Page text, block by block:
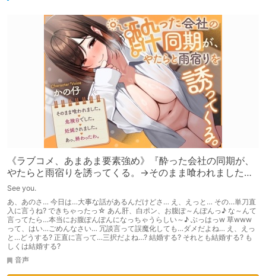
《ラブコメ、あまあま要素強め》『酔った会社の同期が、
やたらと雨宿りを誘ってくる。→そのまま喰われました。
→危険日でした。→妊娠されました。→あっ、終わった
わ。』
See you.
あ、あのさ… 今日は…大事な話があるんだけどさ… え、えっと… その…単刀直
入に言うね? できちゃったっ☆ あん肝、白ポン、お腹ぽ～んぽんっ♪ な～んて
言ってたら…本当にお腹ぽんぽんになっちゃうらしい～♪ ぶっはっw 草www
って、はい…ごめんなさい… 冗談言って誤魔化しても…ダメだよね… え、えっ
と…どうする? 正直に言って…三択だよね…? 結婚する? それとも結婚する? も
しくは結婚する?
音声